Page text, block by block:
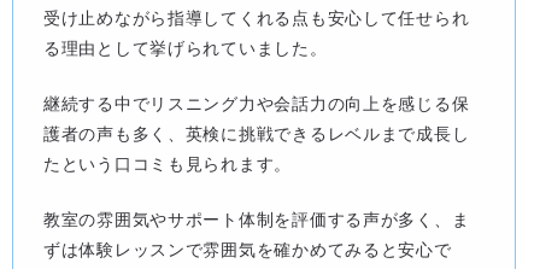
受け止めながら指導してくれる点も安心して任せられ
る理由として挙げられていました。
継続する中でリスニング力や会話力の向上を感じる保
護者の声も多く、英検に挑戦できるレベルまで成長し
たという口コミも見られます。
教室の雰囲気やサポート体制を評価する声が多く、ま
ずは体験レッスンで雰囲気を確かめてみると安心で